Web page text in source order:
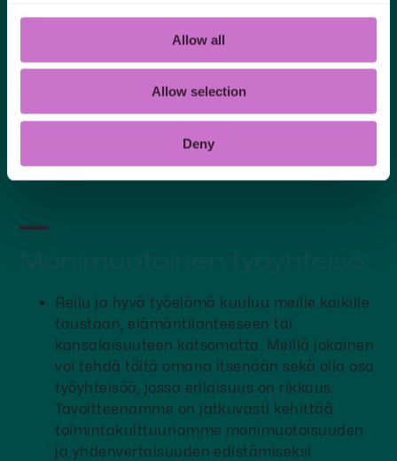
Allow all
Allow selection
Deny
Reilu ja hyvä työelämä kuuluu meille kaikille
taustaan, elämäntilanteeseen tai
kansalaisuuteen katsomatta. Meillä jokainen
voi tehdä töitä omana itsenään sekä olla osa
työyhteisöä, jossa erilaisuus on rikkaus.
Tavoitteenamme on jatkuvasti kehittää
toimintakulttuuriamme monimuotoisuuden
ja yhdenvertaisuuden edistämiseksi.